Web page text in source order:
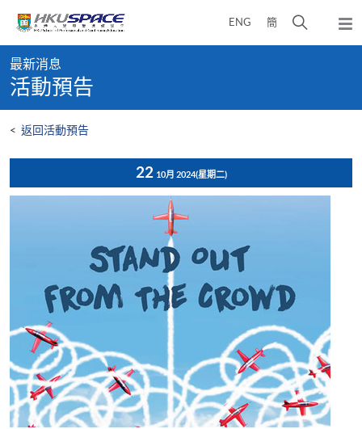
content
ENG 簡
開
彈
出
content
start
最新消息
活動預告
< 返回活動預告
22 10月 2024(星期二)